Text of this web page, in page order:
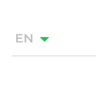
EN